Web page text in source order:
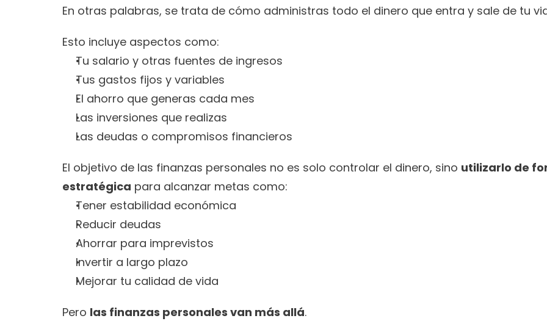
En otras palabras, se trata de cómo administras todo el dinero que entra y sale de tu
Esto incluye aspectos como:
Tu salario y otras fuentes de ingresos
Tus gastos fijos y variables
El ahorro que generas cada mes
Las inversiones que realizas
Las deudas o compromisos financieros
El objetivo de las finanzas personales no es solo controlar el dinero, sino utilizarlo de
estratégica para alcanzar metas como:
Tener estabilidad económica
Reducir deudas
Ahorrar para imprevistos
Invertir a largo plazo
Mejorar tu calidad de vida
Pero las finanzas personales van más allá.